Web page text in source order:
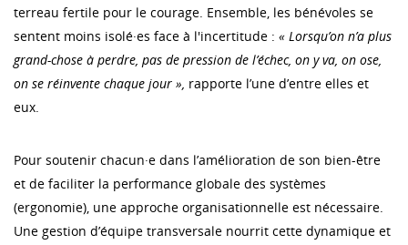
terreau fertile pour le courage. Ensemble, les bénévoles se
sentent moins isolé·es face à l'incertitude : « Lorsqu’on n’a plus
grand-chose à perdre, pas de pression de l’échec, on y va, on ose,
on se réinvente chaque jour », rapporte l’une d’entre elles et
eux.
Pour soutenir chacun·e dans l’amélioration de son bien-être
et de faciliter la performance globale des systèmes
(ergonomie), une approche organisationnelle est nécessaire.
Une gestion d’équipe transversale nourrit cette dynamique et